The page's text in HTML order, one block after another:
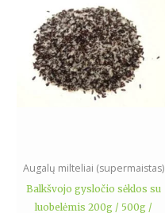
Augalų milteliai (supermaistas)
Balkšvojo gysločio sėklos su
luobelėmis 200g / 500g /
multiple
variants.
The
options
may
be
product
page